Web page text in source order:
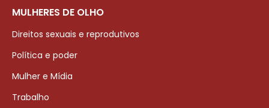
MULHERES DE OLHO
Direitos sexuais e reprodutivos
Política e poder
Mulher e Mídia
Trabalho